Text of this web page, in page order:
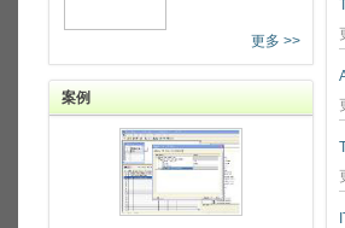
更多 >>
案例